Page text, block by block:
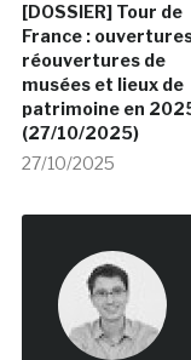
[DOSSIER] Tour de
France :
réouvertures de
musées et lieux de
patrimoine en
(27/10/2025)
27/10/2025